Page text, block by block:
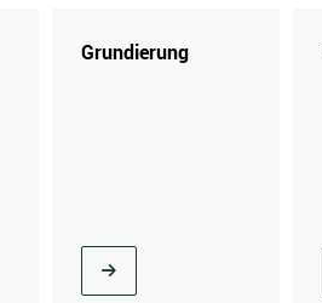
Grundierung